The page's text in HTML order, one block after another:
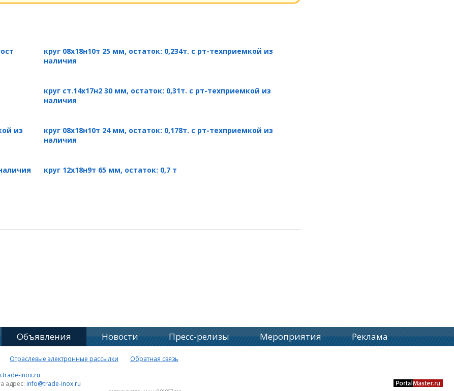
круг 08х18н10т 25 мм, остаток: 0,234т. с рт-техприемкой из
наличия
круг ст.14х17н2 30 мм, остаток: 0,31т. с рт-техприемкой из
наличия
из
круг 08х18н10т 24 мм, остаток: 0,178т. с рт-техприемкой из
наличия
круг 12х18н9т 65 мм, остаток: 0,7 т
Объявления Новости Пресс-релизы Мероприятия Реклама
Отраслевые электронные рассылки
Обратная связь
inox.ru
адрес: info@trade-inox.ru